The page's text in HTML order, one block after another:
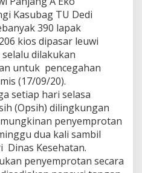
Kasubag TU Dedi
390 lapak
kios dipasar leuwi
dilakukan
untuk pencegahan
(17/09/20).
setiap hari selasa
(Opsih) dilingkungan
penyemprotan
dua kali sambil
Kesehatan.
penyemprotan secara